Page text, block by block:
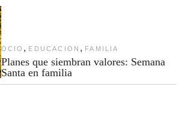
OCIO , EDUCACION , FAMILIA
Planes que siembran valores: Semana
Santa en familia